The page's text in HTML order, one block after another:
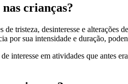
crianças?
tristeza, desinteresse e
por sua intensidade e duração,
interesse em atividades que antes